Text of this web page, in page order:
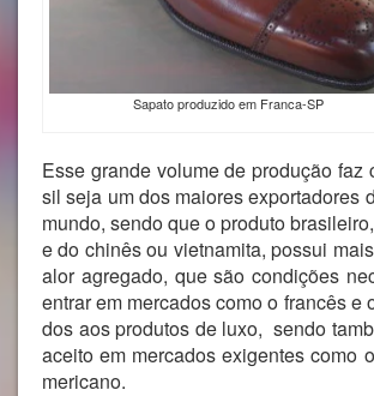
Sapato produzido em Franca-SP
Esse grande volume de produção faz
sil seja um dos maiores exportadores
mundo, sendo que o produto
e do chinês ou vietnamita, possui
alor agregado, que são condições
entrar em mercados como o francês e
dos aos produtos de luxo, sendo
aceito em mercados exigentes como
mericano.